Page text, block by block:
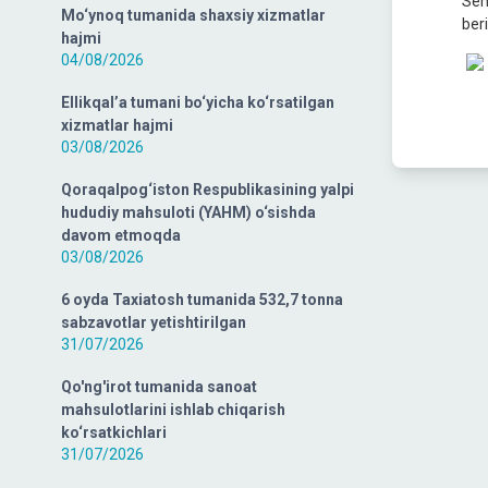
Mo‘ynoq tumanida shaxsiy xizmatlar
hajmi
04/08/2026
Ellikqal’a tumani bo‘yicha ko‘rsatilgan
xizmatlar hajmi
03/08/2026
Qoraqalpog‘iston Respublikasining yalpi
hududiy mahsuloti (YAHM) o‘sishda
davom etmoqda
03/08/2026
6 oyda Taxiatosh tumanida 532,7 tonna
sabzavotlar yetishtirilgan
31/07/2026
Qo'ng'irot tumanida sanoat
mahsulotlarini ishlab chiqarish
ko‘rsatkichlari
31/07/2026